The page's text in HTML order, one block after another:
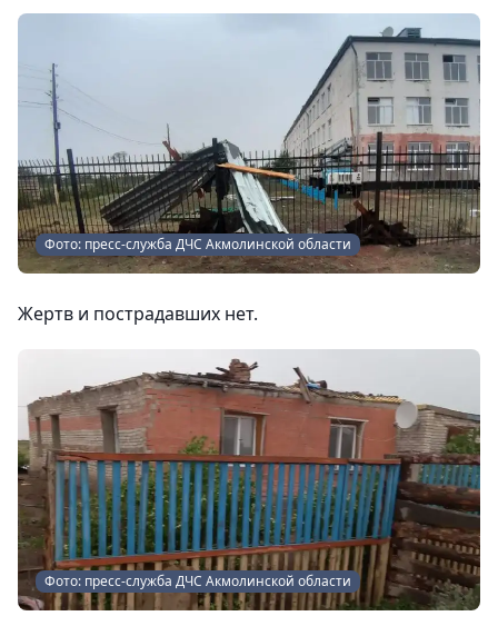
Фото: пресс-служба ДЧС Акмолинской области
Жертв и пострадавших нет.
Фото: пресс-служба ДЧС Акмолинской области